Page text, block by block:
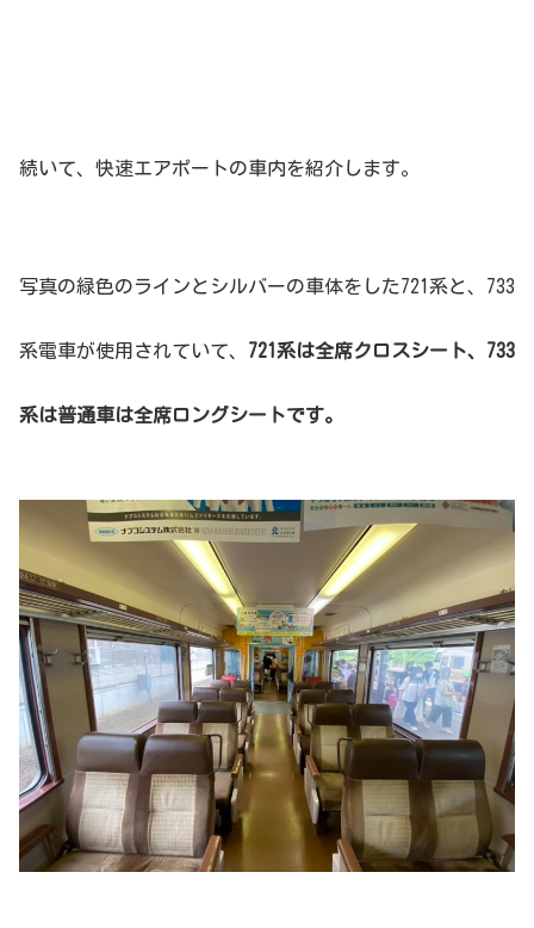
続いて、快速エアポートの車内を紹介します。
写真の緑色のラインとシルバーの車体をした721系と、733
系電車が使用されていて、 721系は全席クロスシート、733
系は普通車は全席ロングシートです。